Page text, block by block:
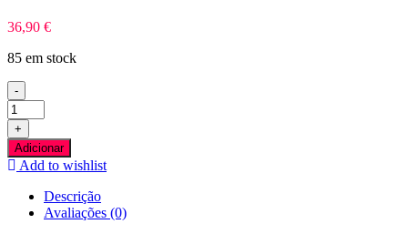
36,90 €
85 em stock
-
Quantidade
de
Ricoh
MC250/PC300/PC301/PC302
Magenta
Compativel
+
Adicionar
Add to wishlist
Descrição
Avaliações (0)